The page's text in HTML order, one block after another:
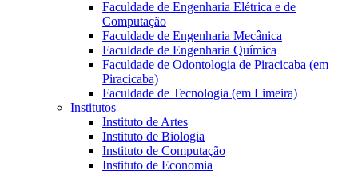
Faculdade de Engenharia Elétrica e de
Computação
Faculdade de Engenharia Mecânica
Faculdade de Engenharia Química
Faculdade de Odontologia de Piracicaba (em
Piracicaba)
Faculdade de Tecnologia (em Limeira)
Institutos
Instituto de Artes
Instituto de Biologia
Instituto de Computação
Instituto de Economia